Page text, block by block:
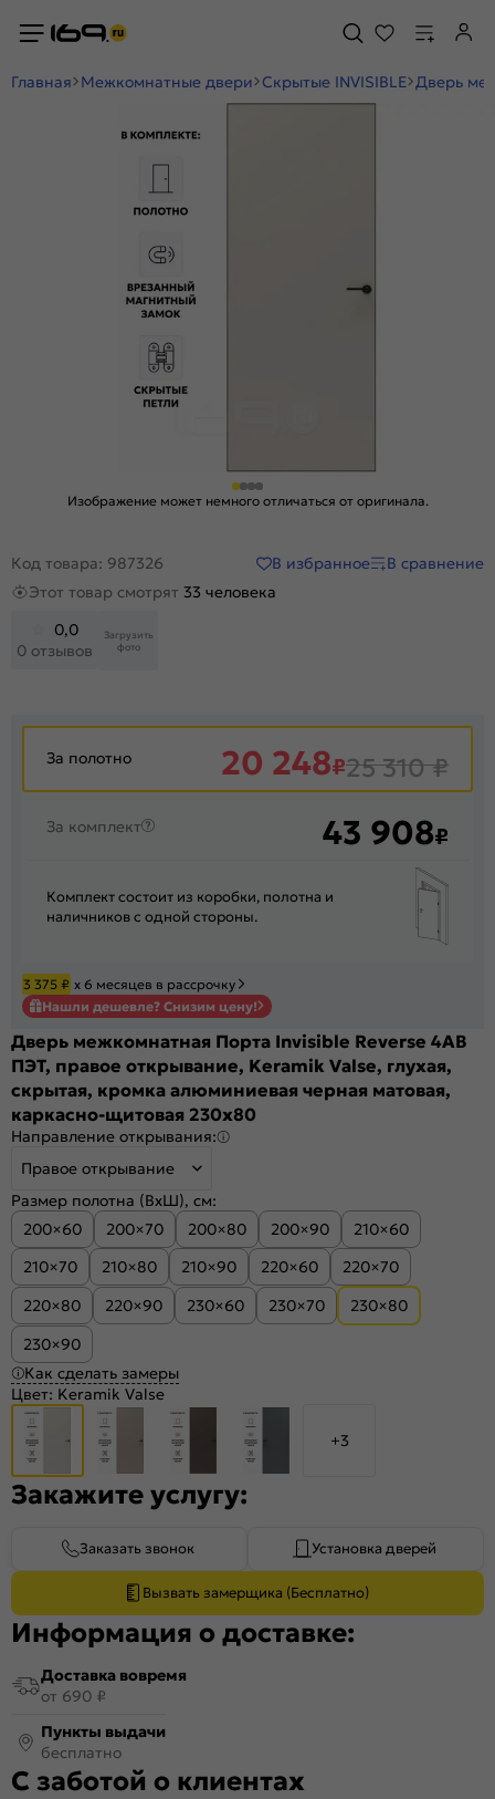
Главная Межкомнатные двери Скрытые INVISIBLE Дверь
Изображение может немного отличаться от оригинала.
Код товара: 987326 В избранное
В сравнение
Этот товар смотрят 33 человека
0,0
0 отзывов
Загрузить
фото
За полотно 20 248₽25 310₽
За комплект 43 908₽
Комплект состоит из коробки, полотна и
наличников с одной стороны.
3 375 ₽ х 6 месяцев в рассрочку
Нашли дешевле? Снизим цену!
Дверь межкомнатная Порта Invisible Reverse 4AB
ПЭТ, правое открывание, Keramik Valse, глухая,
скрытая, кромка алюминиевая черная матовая,
каркасно-щитовая 230x80
Направление открывания:
Правое открывание
Размер полотна (ВхШ), см:
200×60
200×70 200×80 200×90
210×60
210×70
210×80 210×90 220×60
220×70
220×80
220×90 230×60 230×70
230×80
230×90
Как сделать замеры
Цвет: Keramik Valse
+3
Закажите услугу:
Заказать звонок Установка дверей
Вызвать замерщика (Бесплатно)
Информация о доставке:
Доставка вовремя
от 690 ₽
Пункты выдачи
бесплатно
С заботой о клиентах